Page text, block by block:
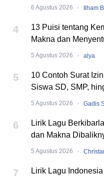
6 Agustus 2026 · Ilham
4
13 Puisi tentang
Makna dan
5 Agustus 2026 · alya
5
10 Contoh Surat
Siswa SD, SMP,
5 Agustus 2026 · Gadis
6
Lirik Lagu
dan Makna
5 Agustus 2026 ·
7
Lirik Lagu